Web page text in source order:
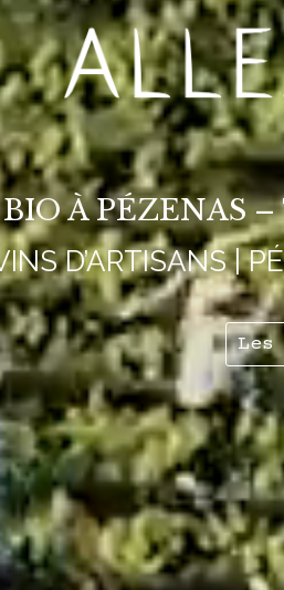
À PÉZENAS
D’ARTISANS |
Les